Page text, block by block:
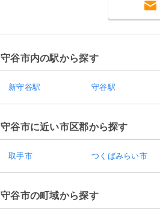
守谷市内の駅から探す
新守谷駅 守谷駅
守谷市に近い市区郡から探す
取手市 つくばみらい市
守谷市の町域から探す